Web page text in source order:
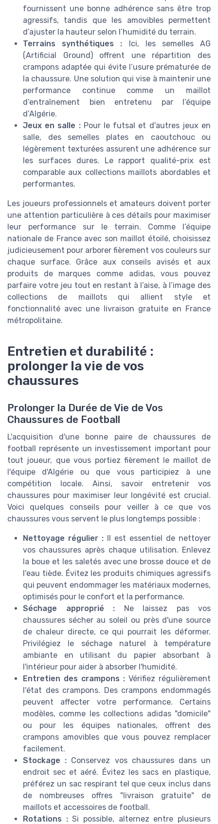
fournissent une bonne adhérence sans être trop
agressifs, tandis que les amovibles permettent
d’ajuster la hauteur selon l’humidité du terrain.
Terrains synthétiques : Ici, les semelles AG
(Artificial Ground) offrent une répartition des
crampons adaptée qui évite l’usure prématurée de
la chaussure. Une solution qui vise à maintenir une
performance continue comme un maillot
d’entraînement bien entretenu par l’équipe
d’Algérie.
Jeux en salle :Pour le futsal et d'autres jeux en
salle, des semelles plates en caoutchouc ou
légèrement texturées assurent une adhérence sur
les surfaces dures. Le rapport qualité-prix est
comparable aux collections maillots abordables et
performantes.
Les joueurs professionnels et amateurs doivent porter
une attention particulière à ces détails pour maximiser
leur performance sur le terrain. Comme l’équipe
nationale de France avec son maillot étoilé, choisissez
judicieusement pour arborer fièrement vos couleurs sur
chaque surface. Grâce aux conseils avisés et aux
produits de marques comme adidas, vous pouvez
parfaire votre jeu tout en restant à l’aise, à l’image des
collections de maillots qui allient style et
fonctionnalité avec une livraison gratuite en France
métropolitaine.
Entretien et durabilité :
prolonger la vie de vos
chaussures
Prolonger la Durée de Vie de Vos
Chaussures de Football
L'acquisition d'une bonne paire de chaussures de
football représente un investissement important pour
tout joueur, que vous portiez fièrement le maillot de
l'équipe d'Algérie ou que vous participiez à une
compétition locale. Ainsi, savoir entretenir vos
chaussures pour maximiser leur longévité est crucial.
Voici quelques conseils pour veiller à ce que vos
chaussures vous servent le plus longtemps possible :
Nettoyage régulier : Il est essentiel de nettoyer
vos chaussures après chaque utilisation. Enlevez
la boue et les saletés avec une brosse douce et de
l'eau tiède. Évitez les produits chimiques agressifs
qui peuvent endommager les matériaux modernes,
optimisés pour le confort et la performance.
Séchage approprié : Ne laissez pas vos
chaussures sécher au soleil ou près d'une source
de chaleur directe, ce qui pourrait les déformer.
Privilégiez le séchage naturel à température
ambiante en utilisant du papier absorbant à
l'intérieur pour aider à absorber l'humidité.
Entretien des crampons : Vérifiez régulièrement
l'état des crampons. Des crampons endommagés
peuvent affecter votre performance. Certains
modèles, comme les collections adidas "domicile"
ou pour les équipes nationales, offrent des
crampons amovibles que vous pouvez remplacer
facilement.
Stockage : Conservez vos chaussures dans un
endroit sec et aéré. Évitez les sacs en plastique,
préférez un sac respirant tel que ceux inclus dans
de nombreuses offres "livraison gratuite" de
maillots et accessoires de football.
Rotations :Si possible, alternez entre plusieurs